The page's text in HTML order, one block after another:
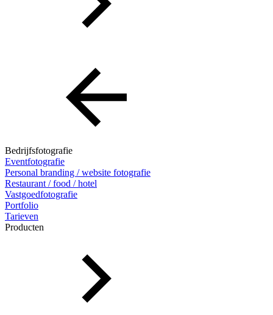
Bedrijfsfotografie
Eventfotografie
Personal branding / website fotografie
Restaurant / food / hotel
Vastgoedfotografie
Portfolio
Tarieven
Producten